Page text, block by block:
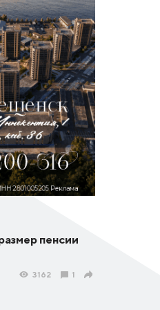
пенсии
3162 1